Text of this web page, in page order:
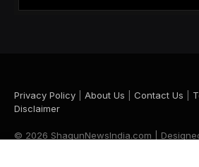
Privacy Policy About Us Contact Us
Disclaimer
© 2026 ShagunNewsIndia.com |